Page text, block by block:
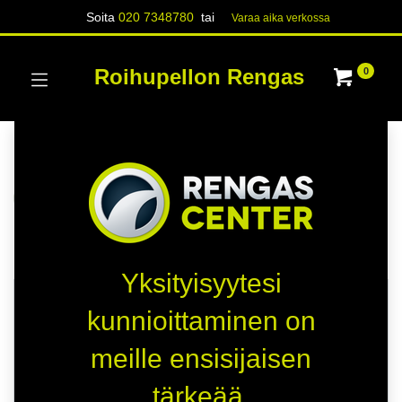
Soita020 7348780 tai Varaa aika verk​​​​ossa
Roihupellon Rengas 0
RENKAAT
HETI SAATAVILLA
Yksityisyytesi
kunnioittaminen on
meille ensisijaisen